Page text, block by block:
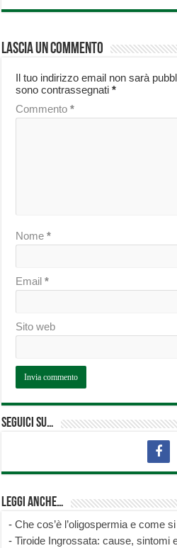
Lascia un commento
Il tuo indirizzo email non sarà
sono contrassegnati*
Commento*
Nome*
Email*
Sito web
Seguici su…
Leggi anche…
-Che cos’è l’oligospermia e come
-Tiroide Ingrossata: cause, sintomi